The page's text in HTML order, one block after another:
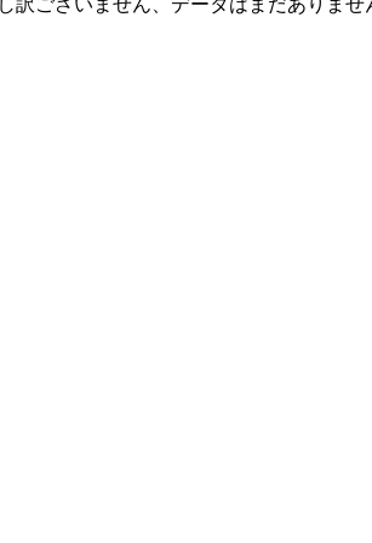
訳ございません、データはまだありませ